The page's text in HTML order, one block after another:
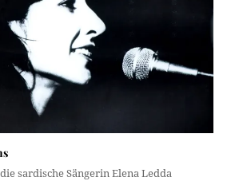
sardische Sängerin Elena Ledda